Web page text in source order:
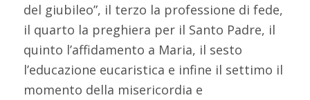
del giubileo”, il terzo la professione di fede,
il quarto la preghiera per il Santo Padre, il
quinto l’affidamento a Maria, il sesto
l’educazione eucaristica e infine il settimo il
momento della misericordia e